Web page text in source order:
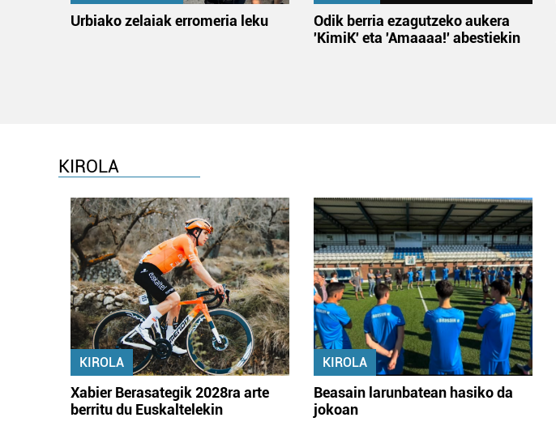
Urbiako zelaiak erromeria leku
Odik berria ezagutzeko aukera
'KimiK' eta 'Amaaaa!' abestiekin
KIROLA
KIROLA
Xabier Berasategik 2028ra arte
berritu du Euskaltelekin
KIROLA
Beasain larunbatean hasiko da
jokoan